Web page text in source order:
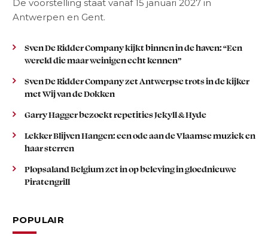
De voorstelling staat vanaf 15 januari 2027 in
Antwerpen en Gent.
Sven De Ridder Company kijkt binnen in de haven: “Een
wereld die maar weinigen echt kennen”
Sven De Ridder Company zet Antwerpse trots in de kijker
met Wij van de Dokken
Garry Hagger bezoekt repetities Jekyll & Hyde
Lekker Blijven Hangen: een ode aan de Vlaamse muziek en
haar sterren
Plopsaland Belgium zet in op beleving in gloednieuwe
Piratengrill
POPULAIR